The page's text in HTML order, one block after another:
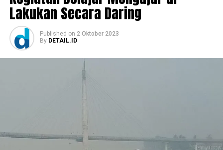
Lakukan Secara Daring
Published on 2 Oktober 2023
By DETAIL.ID